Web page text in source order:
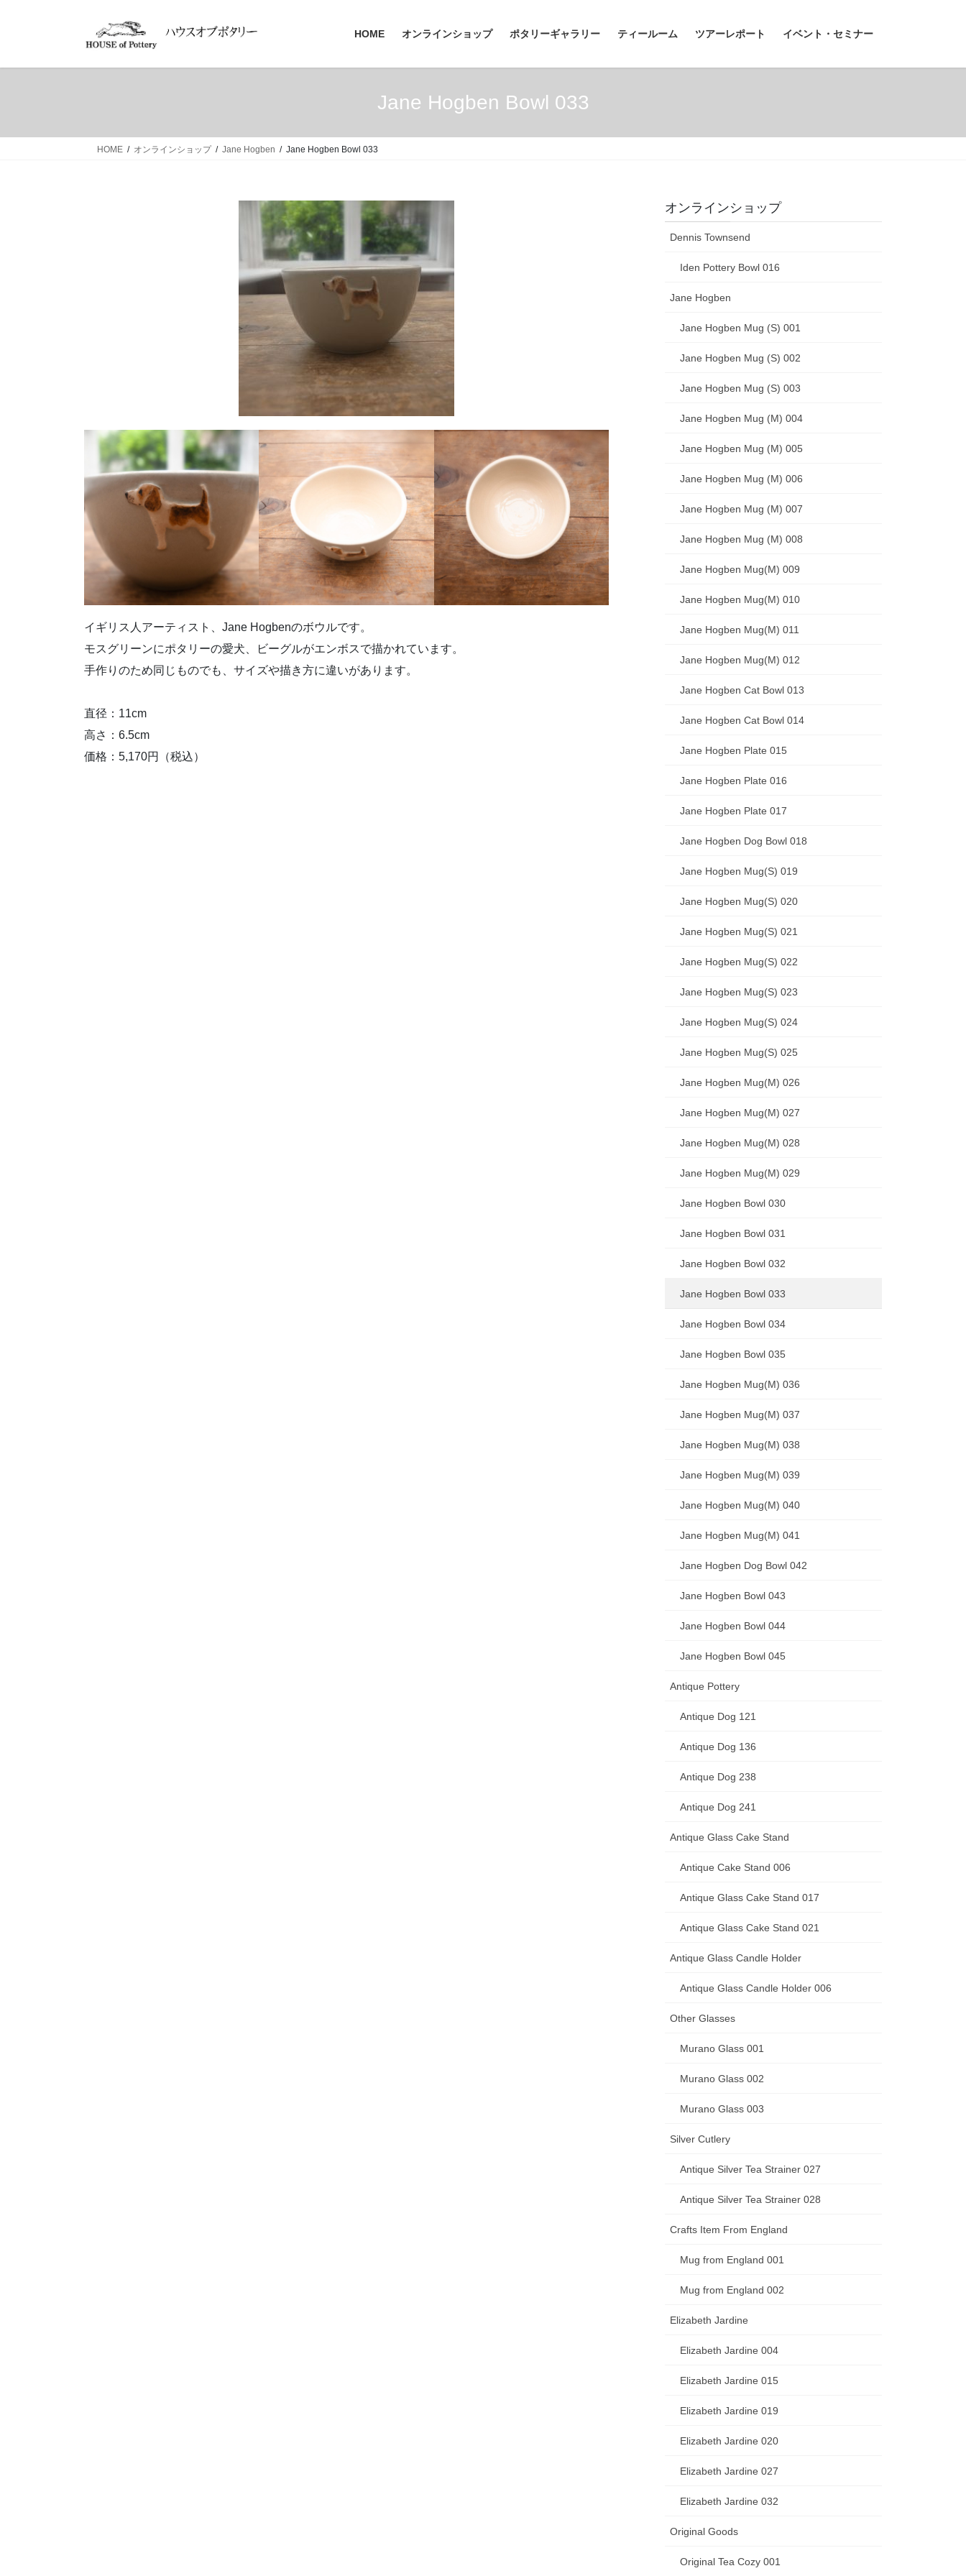
HOME オンラインショップ ポタリーギャラリー ティールーム ツアーレポート イベント・セミナー
Jane Hogben Bowl 033
HOME オンラインショップ Jane Hogben Jane Hogben Bowl 033
イギリス人アーティスト、Jane Hogbenのボウルです。
モスグリーンにポタリーの愛犬、ビーグルがエンボスで描かれています。
手作りのため同じものでも、サイズや描き方に違いがあります。
直径：11cm
高さ：6.5cm
価格：5,170円（税込）
オンラインショップ
Dennis Townsend
Iden Pottery Bowl 016
Jane Hogben
Jane Hogben Mug (S) 001
Jane Hogben Mug (S) 002
Jane Hogben Mug (S) 003
Jane Hogben Mug (M) 004
Jane Hogben Mug (M) 005
Jane Hogben Mug (M) 006
Jane Hogben Mug (M) 007
Jane Hogben Mug (M) 008
Jane Hogben Mug(M) 009
Jane Hogben Mug(M) 010
Jane Hogben Mug(M) 011
Jane Hogben Mug(M) 012
Jane Hogben Cat Bowl 013
Jane Hogben Cat Bowl 014
Jane Hogben Plate 015
Jane Hogben Plate 016
Jane Hogben Plate 017
Jane Hogben Dog Bowl 018
Jane Hogben Mug(S) 019
Jane Hogben Mug(S) 020
Jane Hogben Mug(S) 021
Jane Hogben Mug(S) 022
Jane Hogben Mug(S) 023
Jane Hogben Mug(S) 024
Jane Hogben Mug(S) 025
Jane Hogben Mug(M) 026
Jane Hogben Mug(M) 027
Jane Hogben Mug(M) 028
Jane Hogben Mug(M) 029
Jane Hogben Bowl 030
Jane Hogben Bowl 031
Jane Hogben Bowl 032
Jane Hogben Bowl 033
Jane Hogben Bowl 034
Jane Hogben Bowl 035
Jane Hogben Mug(M) 036
Jane Hogben Mug(M) 037
Jane Hogben Mug(M) 038
Jane Hogben Mug(M) 039
Jane Hogben Mug(M) 040
Jane Hogben Mug(M) 041
Jane Hogben Dog Bowl 042
Jane Hogben Bowl 043
Jane Hogben Bowl 044
Jane Hogben Bowl 045
Antique Pottery
Antique Dog 121
Antique Dog 136
Antique Dog 238
Antique Dog 241
Antique Glass Cake Stand
Antique Cake Stand 006
Antique Glass Cake Stand 017
Antique Glass Cake Stand 021
Antique Glass Candle Holder
Antique Glass Candle Holder 006
Other Glasses
Murano Glass 001
Murano Glass 002
Murano Glass 003
Silver Cutlery
Antique Silver Tea Strainer 027
Antique Silver Tea Strainer 028
Crafts Item From England
Mug from England 001
Mug from England 002
Elizabeth Jardine
Elizabeth Jardine 004
Elizabeth Jardine 015
Elizabeth Jardine 019
Elizabeth Jardine 020
Elizabeth Jardine 027
Elizabeth Jardine 032
Original Goods
Original Tea Cozy 001